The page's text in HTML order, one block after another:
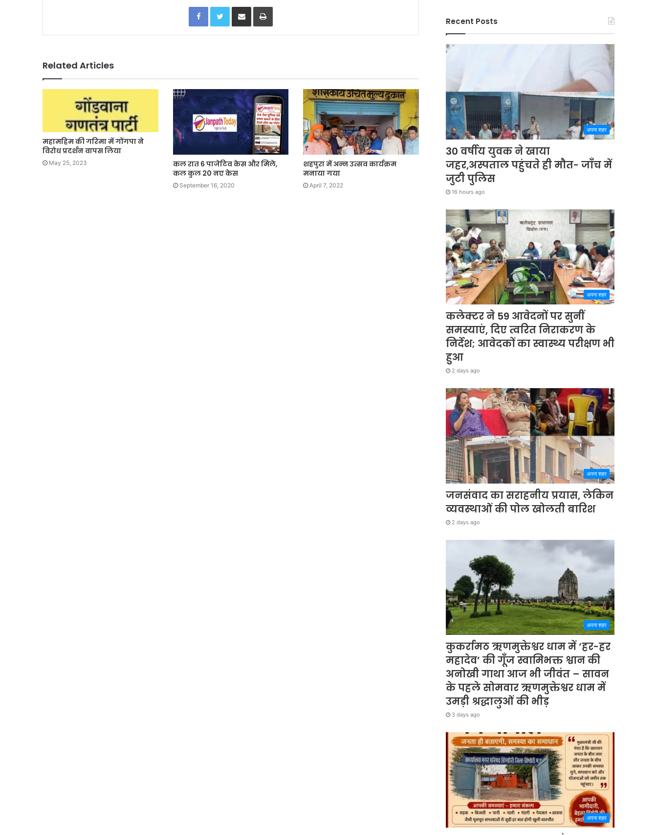
Facebook Twitter
Related Articles
महामहिम की गरिमा में गोंगपा ने
विरोध प्रदर्शन वापस लिया
May 25, 2023
कल रात 6 पाजेटिव केस और मिले,
कल कुल 20 नए केस
September 16, 2020
शहपुरा में अन्न उत्सव कार्यक्रम
मनाया गया
April 7, 2022
Recent Posts
अपना शहर
30 वर्षीय युवक ने खाया
जहर,अस्पताल पहुंचते ही मौत- जाँच में
जुटी पुलिस
16 hours ago
अपना शहर
कलेक्टर ने 59 आवेदनों पर सुनीं
समस्याएं, दिए त्वरित निराकरण के
निर्देश; आवेदकों का स्वास्थ्य परीक्षण भी
हुआ
2 days ago
अपना शहर
जनसंवाद का सराहनीय प्रयास, लेकिन
व्यवस्थाओं की पोल खोलती बारिश
2 days ago
अपना शहर
कुकर्रामठ ऋणमुक्तेश्वर धाम में ‘हर-हर
महादेव’ की गूँज स्वामिभक्त श्वान की
अनोखी गाथा आज भी जीवंत – सावन
के पहले सोमवार ऋणमुक्तेश्वर धाम में
उमड़ी श्रद्धालुओं की भीड़
3 days ago
अपना शहर